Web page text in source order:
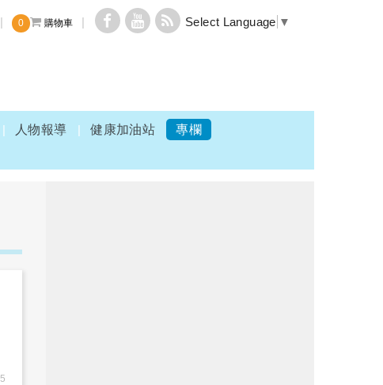
0 購物車 Select Language ▼
人物報導 健康加油站
專欄